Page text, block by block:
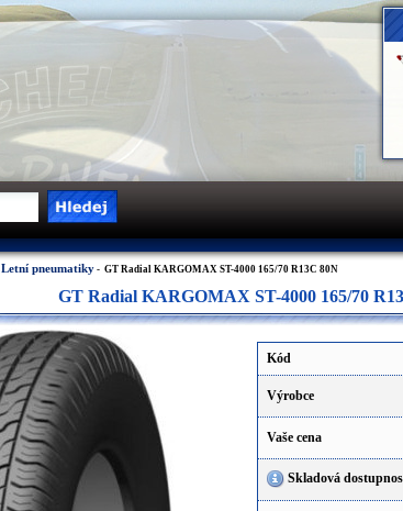
Letní pneumatiky - GT Radial KARGOMAX ST-4000 165/70 R13C 80N
GT Radial KARGOMAX ST-4000 165/70
Kód
Výrobce
Vaše cena
Skladová